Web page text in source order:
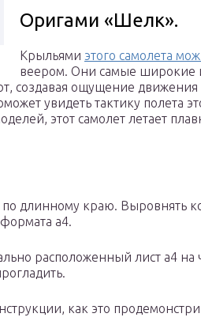
Оригами «Шелк».
Крыльями этого самолета
веером. Они самые широкие
создавая ощущение
увидеть тактику полета
этот самолет летает
по длинному краю. Выровнять
а4.
расположенный лист а4 на
как это